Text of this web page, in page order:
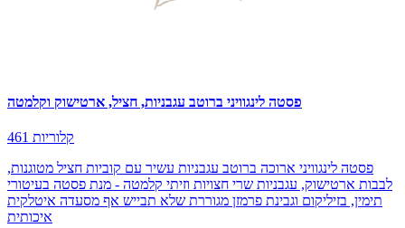
פסטה לינגוויני ברוטב עגבניות, חציל, ארטישוק וקלמטה
461 קלוריות
פסטה לינגוויני ארוכה ברוטב עגבניות עשיר עם קוביות חציל מטוגנות,
לבבות ארטישוק, עגבניות שרי חצויות וזיתי קלמטה - מנת פסטה בעיטורי
תימין, בזיליקום וגבינת פרמזן מגוררת שלא תבייש אף מסעדה איטלקית
איכותית